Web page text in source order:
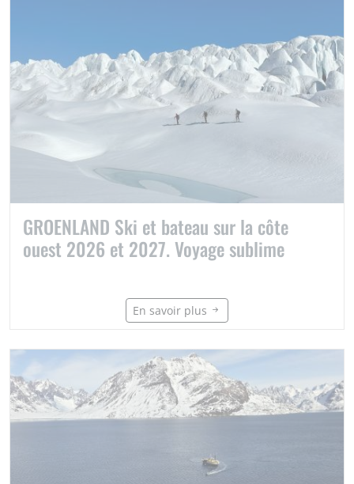
GROENLAND Ski et bateau sur la côte
ouest 2026 et 2027. Voyage sublime
En savoir plus